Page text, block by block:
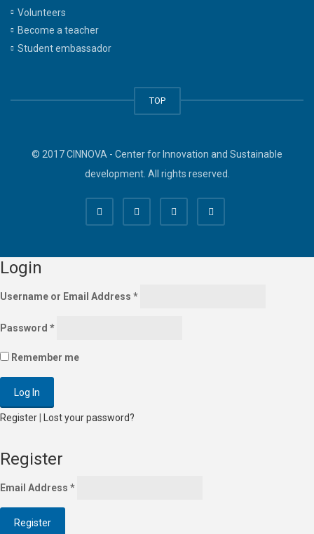
Volunteers
Become a teacher
Student embassador
TOP
© 2017 CINNOVA - Center for Innovation and Sustainable
development. All rights reserved.
Login
Username or Email Address *
Password *
Remember me
Register Lost your password?
Register
Email Address *